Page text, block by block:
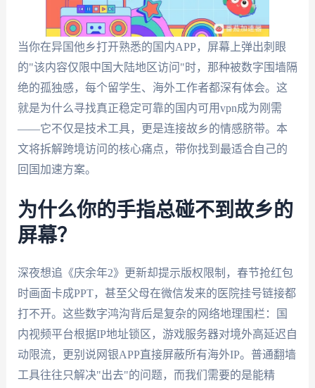
当你在异国他乡打开熟悉的国内APP，屏幕上弹出刺眼
的"该内容仅限中国大陆地区访问"时，那种被数字围墙隔
绝的孤独感，每个留学生、海外工作者都深有体会。这
就是为什么寻找真正稳定可靠的国内可用vpn成为刚需
——它不仅是技术工具，更是连接故乡的情感脐带。本
文将拆解跨境访问的核心痛点，带你找到最适合自己的
回国加速方案。
为什么你的手指总碰不到故乡的
屏幕？
深夜想追《庆余年2》更新却提示版权限制，春节抢红包
时画面卡成PPT，甚至父母在微信发来的医院挂号链接都
打不开。这些数字鸿沟背后是复杂的网络地理围栏：国
内视频平台根据IP地址锁区，游戏服务器对境外高延迟自
动限流，更别说网银APP直接屏蔽所有海外IP。普通翻墙
工具往往只解决"出去"的问题，而我们需要的是能精